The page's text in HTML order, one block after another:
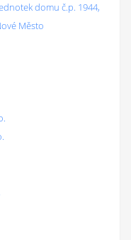
domu č.p. 1944,
Město